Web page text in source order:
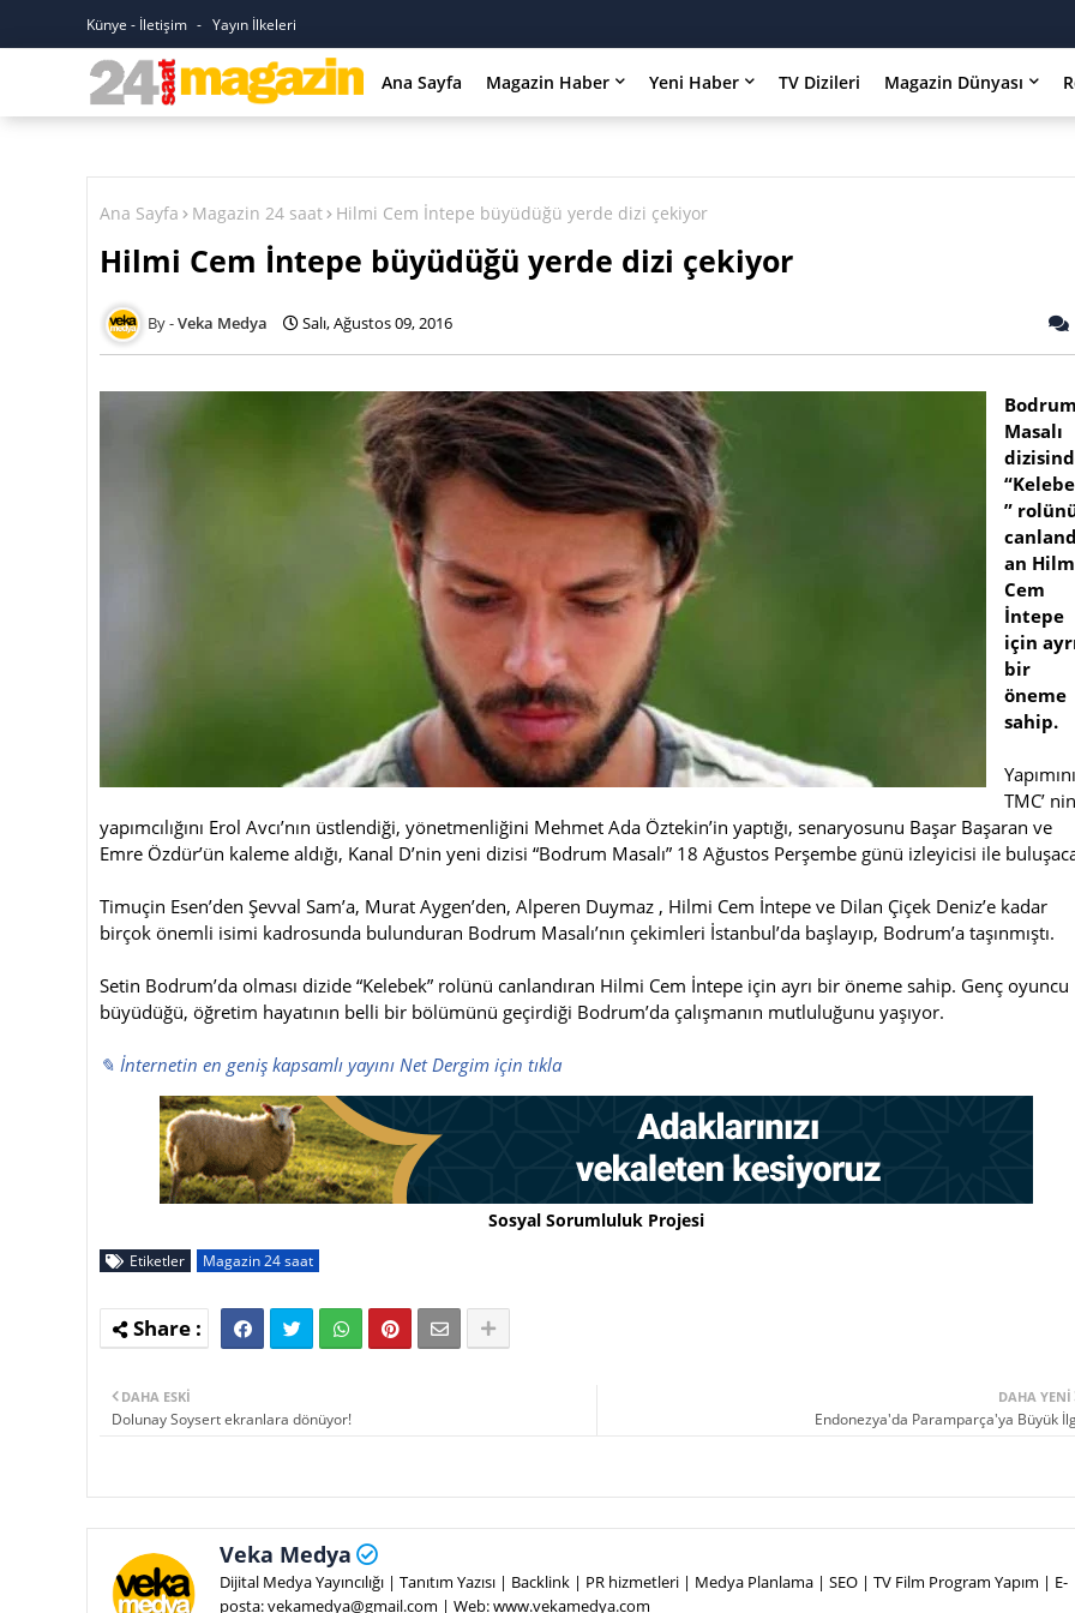
Künye - İletişim Yayın İlkeleri
Ana Sayfa Magazin Haber Yeni Haber TV Dizileri Magazin Dünyası
Ana Sayfa Magazin 24 saat Hilmi Cem İntepe büyüdüğü yerde dizi çekiyor
Hilmi Cem İntepe büyüdüğü yerde dizi çekiyor
Veka Medya Salı, Ağustos 09, 2016
Bodrum
Masalı
”
an
Cem
İntepe
için
bir
öneme
sahip.
Yapımını
TMC’
yapımcılığını Erol Avcı’nın üstlendiği, yönetmenliğini Mehmet Ada Öztekin’in yaptığı, senaryosunu Başar Başaran ve
Emre Özdür’ün kaleme aldığı, Kanal D’nin yeni dizisi “Bodrum Masalı” 18 Ağustos Perşembe günü izleyicisi ile
Timuçin Esen’den Şevval Sam’a, Murat Aygen’den, Alperen Duymaz , Hilmi Cem İntepe ve Dilan Çiçek Deniz’e kadar
birçok önemli isimi kadrosunda bulunduran Bodrum Masalı’nın çekimleri İstanbul’da başlayıp, Bodrum’a taşınmıştı.
Setin Bodrum’da olması dizide “Kelebek” rolünü canlandıran Hilmi Cem İntepe için ayrı bir öneme sahip. Genç oyuncu
büyüdüğü, öğretim hayatının belli bir bölümünü geçirdiği Bodrum’da çalışmanın mutluluğunu yaşıyor.
✎ İnternetin en geniş kapsamlı yayını Net Dergim için tıkla
Sosyal Sorumluluk Projesi
Etiketler Magazin 24 saat
DAHA YENI
Endonezya'da Paramparça'ya Büyük
DAHA ESKI
Dolunay Soysert ekranlara dönüyor!
Veka Medya
Dijital Medya Yayıncılığı | Tanıtım Yazısı | Backlink | PR hizmetleri | Medya Planlama | SEO | TV Film Program Yapım | E-
posta: vekamedya@gmail.com | Web: www.vekamedya.com